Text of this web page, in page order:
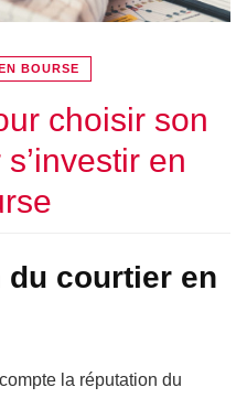
BOURSE
choisir son
en
du courtier en
la réputation du